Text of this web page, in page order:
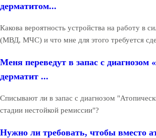
дерматитом...
Какова вероятность устройства на работу в
(МВД, МЧС) и что мне для этого требуется
Меня переведут в запас с диагнозом
дерматит ...
Списывают ли в запас с диагнозом
стадии нестойкой ремиссии"?
Нужно ли требовать, чтобы вместо